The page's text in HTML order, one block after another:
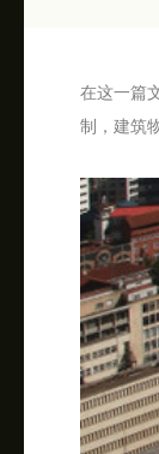
在这一篇
制，建筑